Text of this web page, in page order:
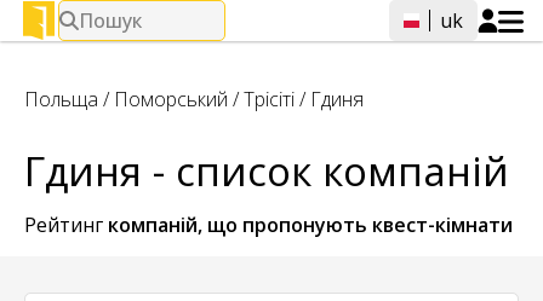
Пошук uk
Польща / Поморський /Трісіті/ Гдиня
Гдиня - список компаній
Рейтинг компаній, що пропонують квест-кімнати